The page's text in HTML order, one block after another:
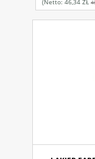
(netto:46,34 ZŁ